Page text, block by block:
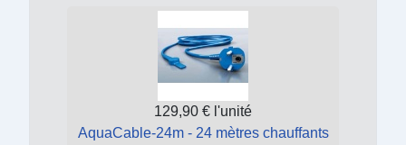
129,90 € l'unité
AquaCable-24m - 24 mètres chauffants